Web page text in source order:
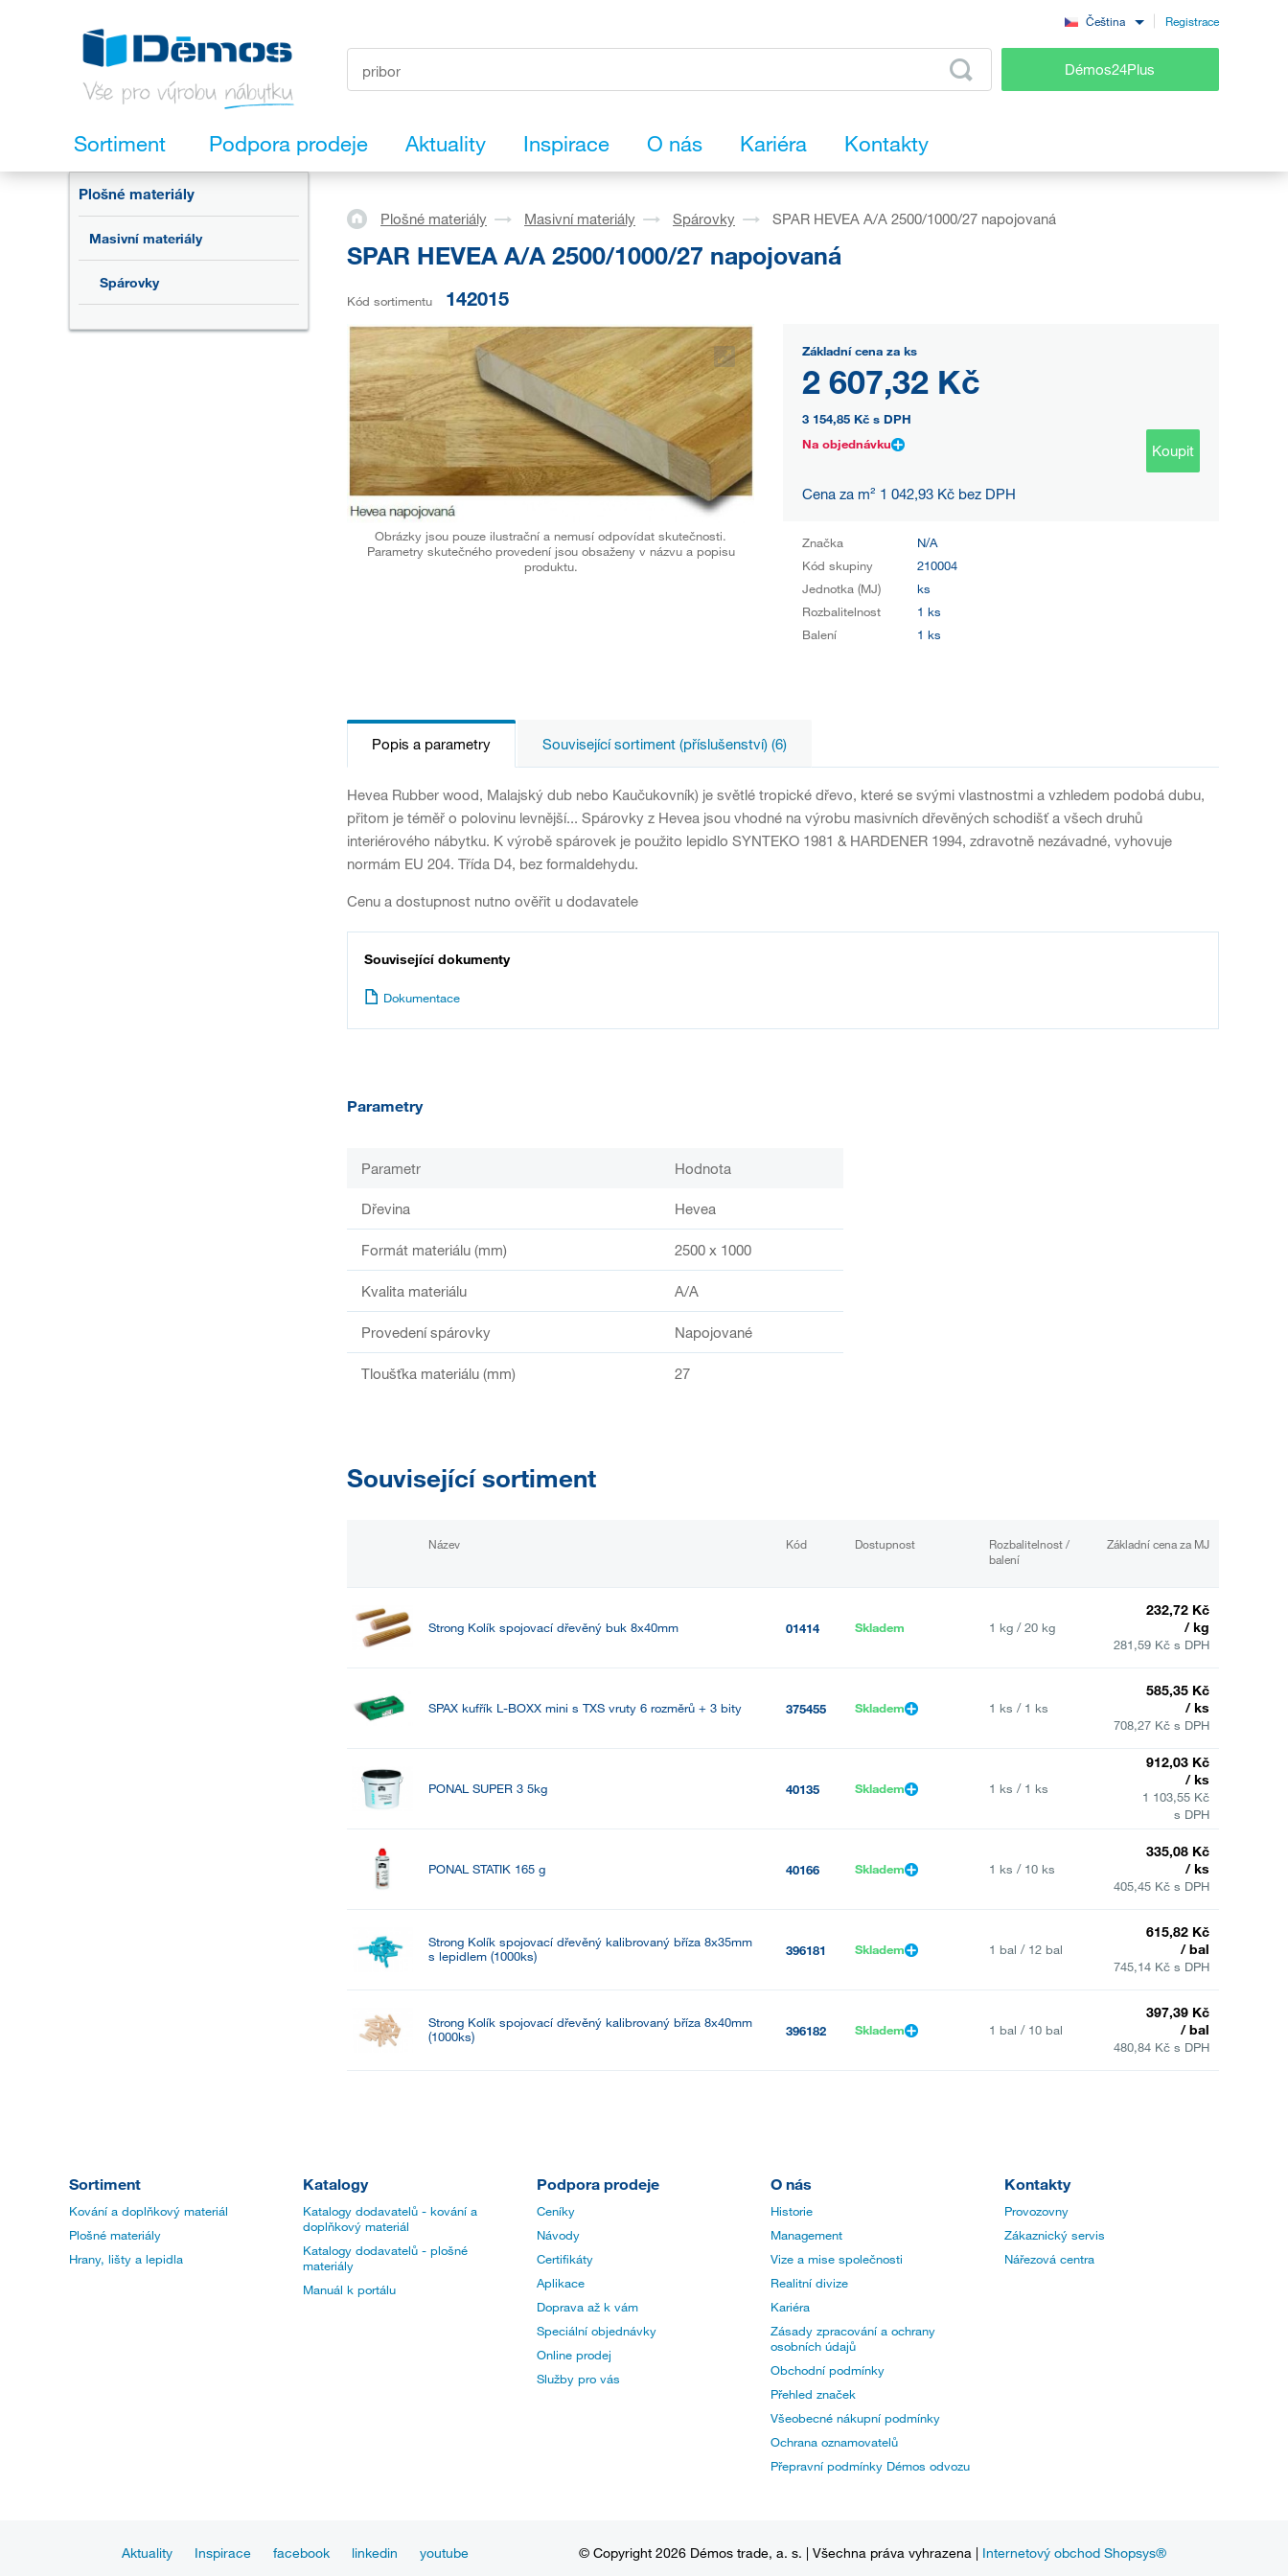
Čeština Registrace
Démos24Plus
Sortiment Podpora prodeje Aktuality Inspirace O nás Kariéra Kontakty
Plošné materiály
Masivní materiály
Spárovky
Plošné materiály Masivní materiály Spárovky SPAR HEVEA A/A 2500/1000/27 napojovaná
SPAR HEVEA A/A 2500/1000/27 napojovaná
Kód sortimentu 142015
Obrázky jsou pouze ilustrační a nemusí odpovídat skutečnosti.
Parametry skutečného provedení jsou obsaženy v názvu a popisu
produktu.
Základní cena za ks
2 607,32 Kč
3 154,85 Kč s DPH
Na objednávku
Koupit
Cena za m² 1 042,93 Kč bez DPH
Značka
N/A
Kód skupiny
210004
Jednotka (MJ)
ks
Rozbalitelnost
1 ks
Balení
1 ks
Popis a parametry Související sortiment (příslušenství) (6)
Hevea Rubber wood, Malajský dub nebo Kaučukovník) je světlé tropické dřevo, které se svými vlastnostmi a vzhledem podobá dubu,
přitom je téměř o polovinu levnější... Spárovky z Hevea jsou vhodné na výrobu masivních dřevěných schodišť a všech druhů
interiérového nábytku. K výrobě spárovek je použito lepidlo SYNTEKO 1981 & HARDENER 1994, zdravotně nezávadné, vyhovuje
normám EU 204. Třída D4, bez formaldehydu.
Cenu a dostupnost nutno ověřit u dodavatele
Související dokumenty
Dokumentace
Parametry
Parametr Hodnota
Dřevina Hevea
Formát materiálu (mm) 2500 x 1000
Kvalita materiálu A/A
Provedení spárovky Napojované
Tloušťka materiálu (mm) 27
Související sortiment
Název Kód Dostupnost
Rozbalitelnost /
balení
Základní cena za MJ
Strong Kolík spojovací dřevěný buk 8x40mm 01414 Skladem 1 kg / 20 kg
232,72 Kč
/ kg
281,59 Kč s DPH
SPAX kufřík L-BOXX mini s TXS vruty 6 rozměrů + 3 bity 375455 Skladem 1 ks / 1 ks
585,35 Kč
/ ks
708,27 Kč s DPH
PONAL SUPER 3 5kg 40135 Skladem 1 ks / 1 ks
912,03 Kč
/ ks
1 103,55 Kč
s DPH
PONAL STATIK 165 g 40166 Skladem 1 ks / 10 ks
335,08 Kč
/ ks
405,45 Kč s DPH
Strong Kolík spojovací dřevěný kalibrovaný bříza 8x35mm
s lepidlem (1000ks)
396181 Skladem 1 bal / 12 bal
615,82 Kč
/ bal
745,14 Kč s DPH
Strong Kolík spojovací dřevěný kalibrovaný bříza 8x40mm
(1000ks)
396182 Skladem 1 bal / 10 bal
397,39 Kč
/ bal
480,84 Kč s DPH
Sortiment
Kování a doplňkový materiál
Plošné materiály
Hrany, lišty a lepidla
Katalogy
Katalogy dodavatelů - kování a
doplňkový materiál
Katalogy dodavatelů - plošné
materiály
Manuál k portálu
Podpora prodeje
Ceníky
Návody
Certifikáty
Aplikace
Doprava až k vám
Speciální objednávky
Online prodej
Služby pro vás
O nás
Historie
Management
Vize a mise společnosti
Realitní divize
Kariéra
Zásady zpracování a ochrany
osobních údajů
Obchodní podmínky
Přehled značek
Všeobecné nákupní podmínky
Ochrana oznamovatelů
Přepravní podmínky Démos odvozu
Kontakty
Provozovny
Zákaznický servis
Nářezová centra
Aktuality Inspirace facebook linkedin youtube © Copyright 2026 Démos trade, a. s. | Všechna práva vyhrazena | Internetový obchod Shopsys®